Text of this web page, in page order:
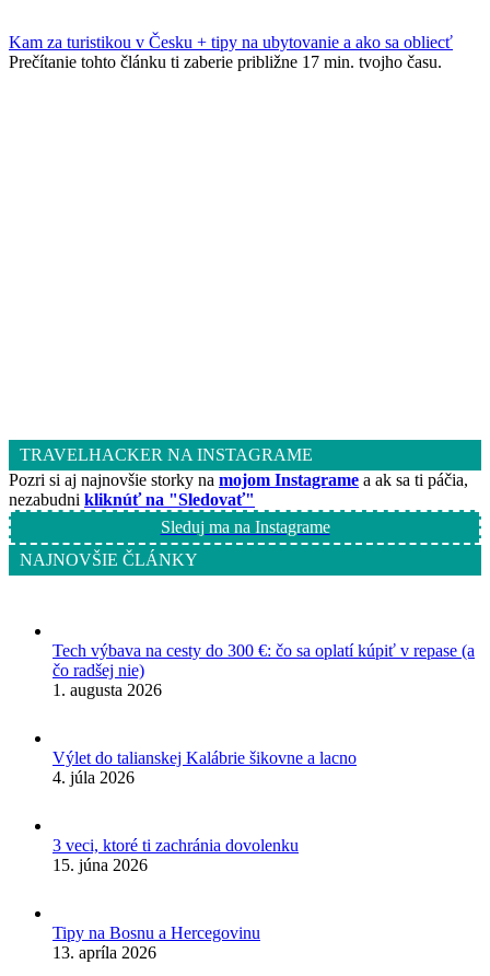
Kam za turistikou v Česku + tipy na ubytovanie a ako sa obliecť
Prečítanie tohto článku ti zaberie približne 17 min. tvojho času.
TRAVELHACKER NA INSTAGRAME
Pozri si aj najnovšie storky na mojom Instagrame a ak sa ti páčia,
nezabudni kliknúť na "Sledovať"
Sleduj ma na Instagrame
NAJNOVŠIE ČLÁNKY
Tech výbava na cesty do 300 €: čo sa oplatí kúpiť v repase (a
čo radšej nie)
1. augusta 2026
Výlet do talianskej Kalábrie šikovne a lacno
4. júla 2026
3 veci, ktoré ti zachránia dovolenku
15. júna 2026
Tipy na Bosnu a Hercegovinu
13. apríla 2026